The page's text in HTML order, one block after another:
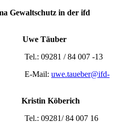
Gewaltschutz in der ifd
Uwe Täuber
/ 84 007 -13
uwe.taueber@ifd-
Kristin Köberich
84 007 16